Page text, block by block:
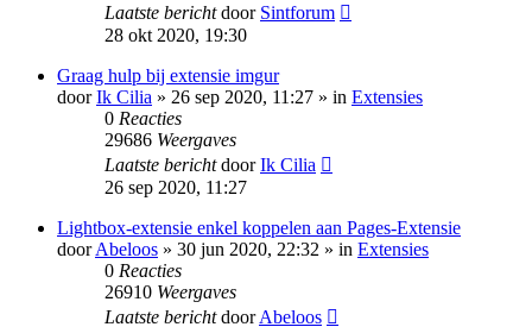
Laatste berichtdoor Sintforum
28 okt 2020, 19:30
Graag hulp bij extensie imgur
doorIk Cilia » 26 sep 2020, 11:27 » in Extensies
0 Reacties
29686 Weergaves
Laatste berichtdoorIk Cilia
26 sep 2020, 11:27
Lightbox-extensie enkel koppelen aan Pages-Extensie
doorAbeloos » 30 jun 2020, 22:32 » in Extensies
0 Reacties
26910 Weergaves
Laatste berichtdoorAbeloos